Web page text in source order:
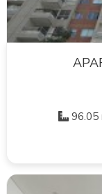
96.05